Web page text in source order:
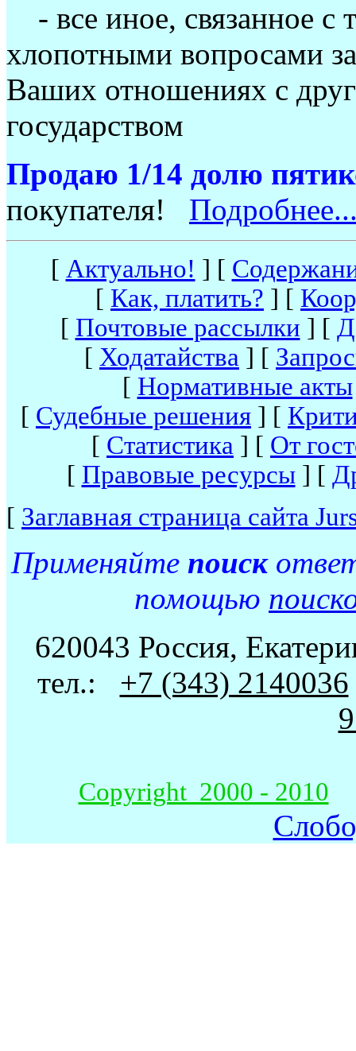
- все иное, связанное с
хлопотными вопросами
Ваших отношениях с
государством
Продаю 1/14 долю
покупателя!
[ Актуально! ] [
[ Как, платить? ] [
[ Почтовые рассылки ] [
[ Ходатайства ] [
[ Нормативные акты
[ Судебные решения ] [
[ Статистика ] [ От
[ Правовые ресурсы] [
[ Заглавная страница сайта
Применяйте поиск
помощью
620043 Россия,
тел.: +7 (343) 2140036
Copyright 2000 - 2010